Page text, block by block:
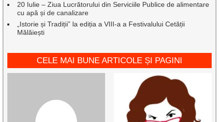
20 Iulie – Ziua Lucrătorului din Serviciile Publice de alimentare
cu apă și de canalizare
„Istorie și Tradiții” la ediția a VIII-a a Festivalului Cetății
Mălăiești
CELE MAI BUNE ARTICOLE ȘI PAGINI